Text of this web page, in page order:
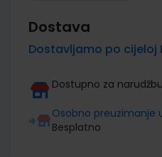
Dostava
Dostavljamo po cijeloj
Dostupno za narudžbu
Osobno preuzimanje
Besplatno